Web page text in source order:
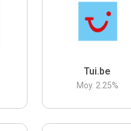
Tui.be
Moy. 2.25%